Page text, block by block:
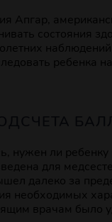
Апгар,
состояния
ребенка
нужен ли
для
далеко за
необходимых
врачам было